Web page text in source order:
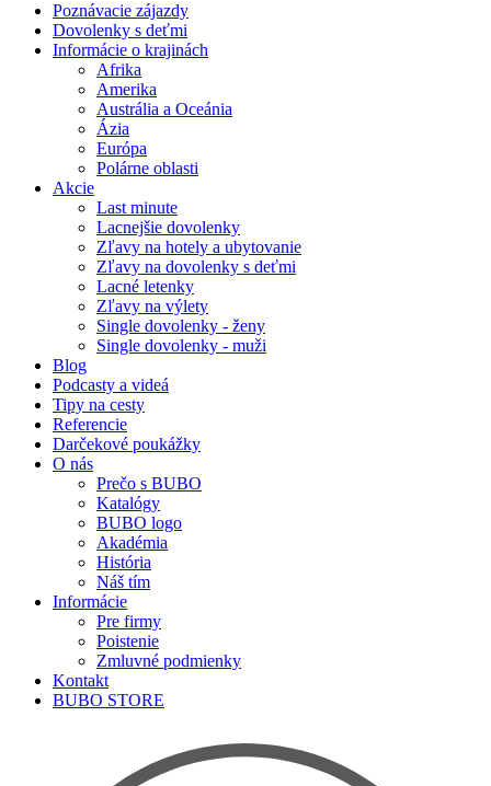
Poznávacie zájazdy
Dovolenky s deťmi
Informácie o krajinách
Afrika
Amerika
Austrália a Oceánia
Ázia
Európa
Polárne oblasti
Akcie
Last minute
Lacnejšie dovolenky
Zľavy na hotely a ubytovanie
Zľavy na dovolenky s deťmi
Lacné letenky
Zľavy na výlety
Single dovolenky - ženy
Single dovolenky - muži
Blog
Podcasty a videá
Tipy na cesty
Referencie
Darčekové poukážky
O nás
Prečo s BUBO
Katalógy
BUBO logo
Akadémia
História
Náš tím
Informácie
Pre firmy
Poistenie
Zmluvné podmienky
Kontakt
BUBO STORE